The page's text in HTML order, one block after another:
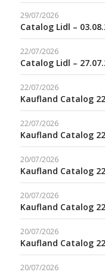
29/07/2026
Catalog Lidl –
22/07/2026
Catalog Lidl –
22/07/2026
Kaufland Catalog
22/07/2026
Kaufland Catalog
20/07/2026
Kaufland Catalog
20/07/2026
Kaufland Catalog
20/07/2026
Kaufland Catalog
20/07/2026